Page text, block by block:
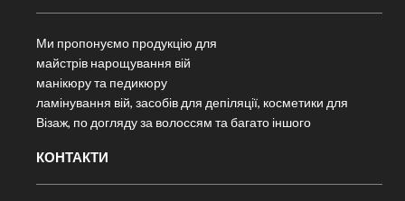
Ми пропонуємо продукцію для
майстрів нарощування вій
манікюру та педикюру
ламінування вій, засобів для депіляції, косметики для
Візаж, по догляду за волоссям та багато іншого
КОНТАКТИ